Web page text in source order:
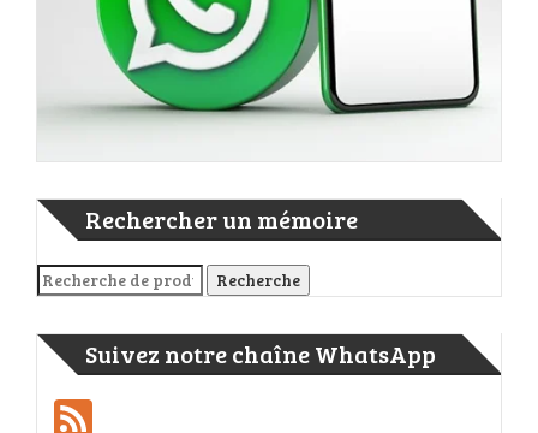
Rechercher un mémoire
Recherche pour : Recherche
Suivez notre chaîne WhatsApp